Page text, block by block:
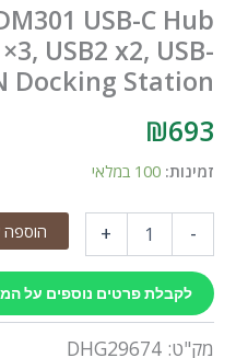
USB-C Hub
USB2 x2, USB-
Docking Station
₪693
זמינות: 100 במלאי
-
15-
in-
DM301
+ הוספה
לקבלת פרטים נוספים על
מק"ט: DHG29674